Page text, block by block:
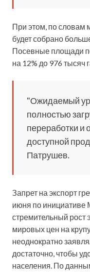
При этом, по словам
будет собрано
Посевные площади
на 12% до 976 тысяч
"Ожидаемый
полностью
переработки и
доступной
Патрушев.
Запрет на экспорт
июня по инициативе
стремительный рост
мировых цен на
неоднократно
достаточно, чтобы
населения. По